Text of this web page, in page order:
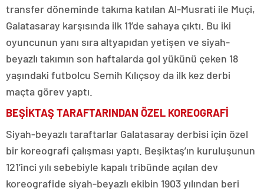
transfer döneminde takıma katılan Al-Musrati ile Muçi,
Galatasaray karşısında ilk 11’de sahaya çıktı. Bu iki
oyuncunun yanı sıra altyapıdan yetişen ve siyah-
beyazlı takımın son haftalarda gol yükünü çeken 18
yaşındaki futbolcu Semih Kılıçsoy da ilk kez derbi
maçta görev yaptı.
BEŞİKTAŞ TARAFTARINDAN ÖZEL KOREOGRAFİ
Siyah-beyazlı taraftarlar Galatasaray derbisi için özel
bir koreografi çalışması yaptı. Beşiktaş’ın kuruluşunun
121’inci yılı sebebiyle kapalı tribünde açılan dev
koreografide siyah-beyazlı ekibin 1903 yılından beri